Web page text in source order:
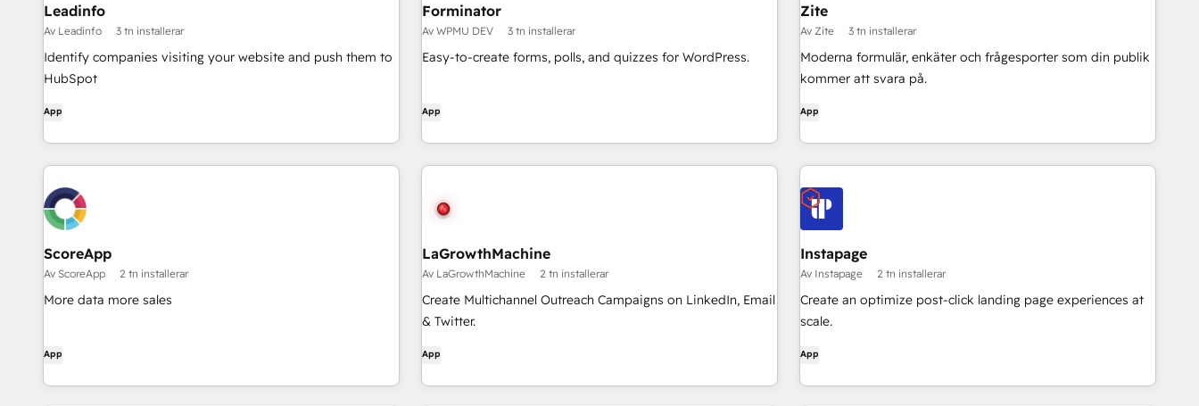
Leadinfo
Av Leadinfo 3 tn installerar
Identify companies visiting your website and push them to
HubSpot
App
Forminator
Av WPMU DEV 3 tn installerar
Easy-to-create forms, polls, and quizzes for WordPress.
App
Zite
Av Zite 3 tn installerar
Moderna formulär, enkäter och frågesporter som din publik
kommer att svara på.
App
ScoreApp
Av ScoreApp 2 tn installerar
More data more sales
App
LaGrowthMachine
Av LaGrowthMachine 2 tn installerar
Create Multichannel Outreach Campaigns on LinkedIn, Email
& Twitter.
App
Instapage
Av Instapage 2 tn installerar
Create an optimize post-click landing page experiences at
scale.
App